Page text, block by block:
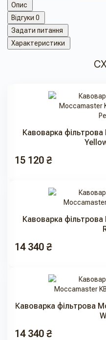
Опис
Відгуки 0
Задати питання
Характеристики
Кавоварка
15 120 ₴
Кавоварка
14 340 ₴
Кавоварка фільтрова
14 340 ₴